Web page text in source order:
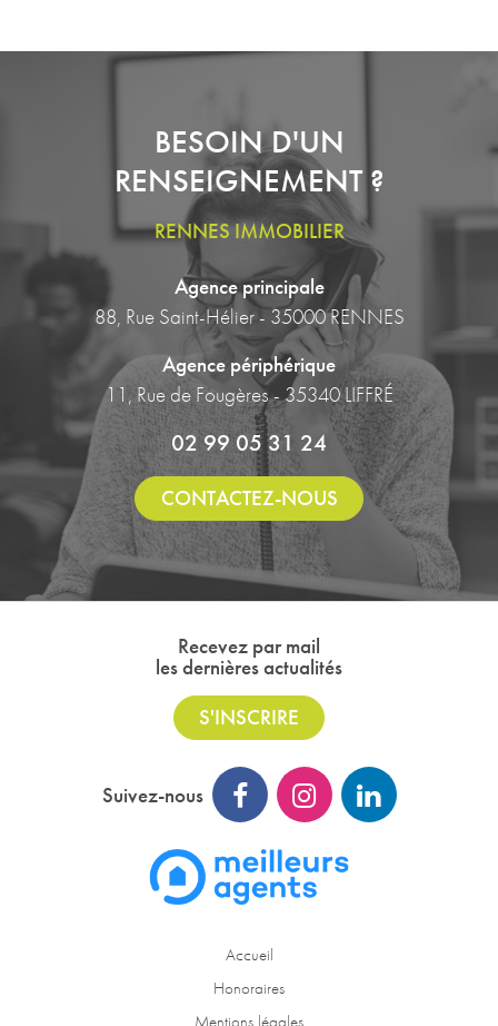
BESOIN D'UN
RENSEIGNEMENT ?
RENNES IMMOBILIER
Agence principale
88, Rue Saint-Hélier - 35000 RENNES
Agence périphérique
11, Rue de Fougères - 35340 LIFFRÉ
02 99 05 31 24
CONTACTEZ-NOUS
Recevez par mail
les dernières actualités
S'INSCRIRE
Suivez-nous
Accueil
Honoraires